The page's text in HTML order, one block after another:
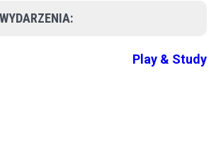
Play & Study